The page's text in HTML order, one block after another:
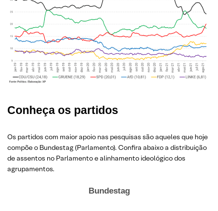
Conheça os partidos
Os partidos com maior apoio nas pesquisas são aqueles que hoje
compõe o Bundestag (Parlamento). Confira abaixo a distribuição
de assentos no Parlamento e alinhamento ideológico dos
agrupamentos.
Bundestag